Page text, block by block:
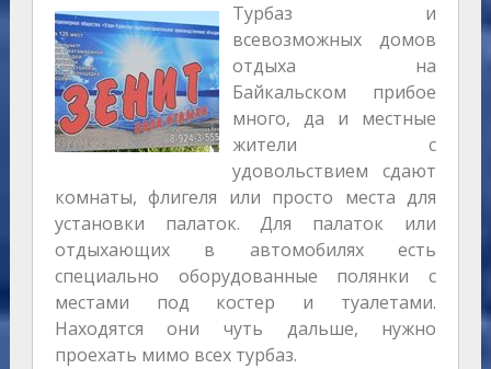
Турбаз и
всевозможных домов
отдыха на
Байкальском прибое
много, да и местные
жители с
удовольствием сдают
комнаты, флигеля или просто места для
установки палаток. Для палаток или
отдыхающих в автомобилях есть
специально оборудованные полянки с
местами под костер и туалетами.
Находятся они чуть дальше, нужно
проехать мимо всех турбаз.